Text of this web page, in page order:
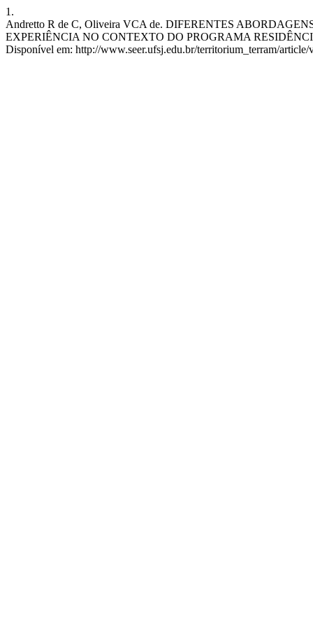
1.
Andretto R de C, Oliveira VCA de. DIFERENTES
EXPERIÊNCIA NO CONTEXTO DO PROGRAMA RESIDÊNCIA
Disponível em: http://www.seer.ufsj.edu.br/territorium_terram/article/